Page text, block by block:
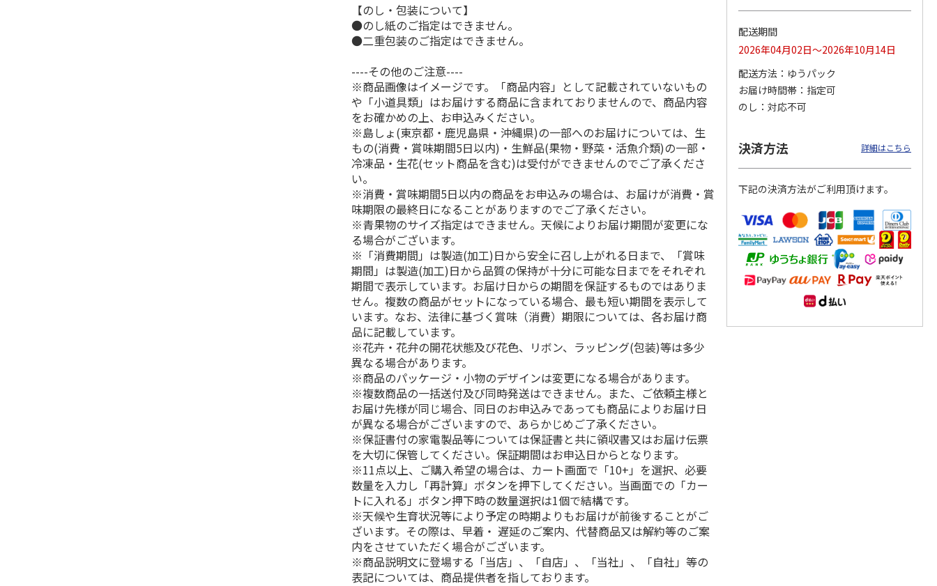
【のし・包装について】
●のし紙のご指定はできません。
●二重包装のご指定はできません。
----その他のご注意----
※商品画像はイメージです。「商品内容」として記載されていないもの
や「小道具類」はお届けする商品に含まれておりませんので、商品内容
をお確かめの上、お申込みください。
※島しょ(東京都・鹿児島県・沖縄県)の一部へのお届けについては、生
もの(消費・賞味期間5日以内)・生鮮品(果物・野菜・活魚介類)の一部・
冷凍品・生花(セット商品を含む)は受付ができませんのでご了承くださ
い。
※消費・賞味期間5日以内の商品をお申込みの場合は、お届けが消費・賞
味期限の最終日になることがありますのでご了承ください。
※青果物のサイズ指定はできません。天候によりお届け期間が変更にな
る場合がございます。
※「消費期間」は製造(加工)日から安全に召し上がれる日まで、「賞味
期間」は製造(加工)日から品質の保持が十分に可能な日までをそれぞれ
期間で表示しています。お届け日からの期間を保証するものではありま
せん。複数の商品がセットになっている場合、最も短い期間を表示して
います。なお、法律に基づく賞味（消費）期限については、各お届け商
品に記載しています。
※花卉・花弁の開花状態及び花色、リボン、ラッピング(包装)等は多少
異なる場合があります。
※商品のパッケージ・小物のデザインは変更になる場合があります。
※複数商品の一括送付及び同時発送はできません。また、ご依頼主様と
お届け先様が同じ場合、同日のお申込みであっても商品によりお届け日
が異なる場合がございますので、あらかじめご了承ください。
※保証書付の家電製品等については保証書と共に領収書又はお届け伝票
を大切に保管してください。保証期間はお申込日からとなります。
※11点以上、ご購入希望の場合は、カート画面で「10+」を選択、必要
数量を入力し「再計算」ボタンを押下してください。当画面での「カー
トに入れる」ボタン押下時の数量選択は1個で結構です。
※天候や生育状況等により予定の時期よりもお届けが前後することがご
ざいます。その際は、早着・ 遅延のご案内、代替商品又は解約等のご案
内をさせていただく場合がございます。
※商品説明文に登場する「当店」、「自店」、「当社」、「自社」等の
表記については、商品提供者を指しております。
配送期間
2026年04月02日～2026年10月14日
配送方法
ゆうパック
お届け時間帯
指定可
のし
対応不可
決済方法 詳細はこちら
下記の決済方法がご利用頂けます。